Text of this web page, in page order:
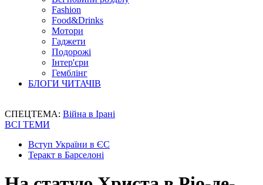
Fashion
Food&Drinks
Мотори
Гаджети
Подорожі
Інтер'єри
Гемблінг
БЛОГИ ЧИТАЧІВ
СПЕЦТЕМА: Війна в Ірані
ВСІ ТЕМИ
Вступ України в ЄС
Теракт в Барселоні